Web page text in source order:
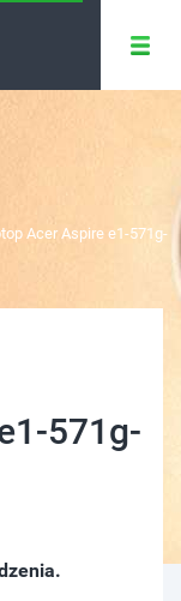
Acer Aspire e1-571g-
571g-